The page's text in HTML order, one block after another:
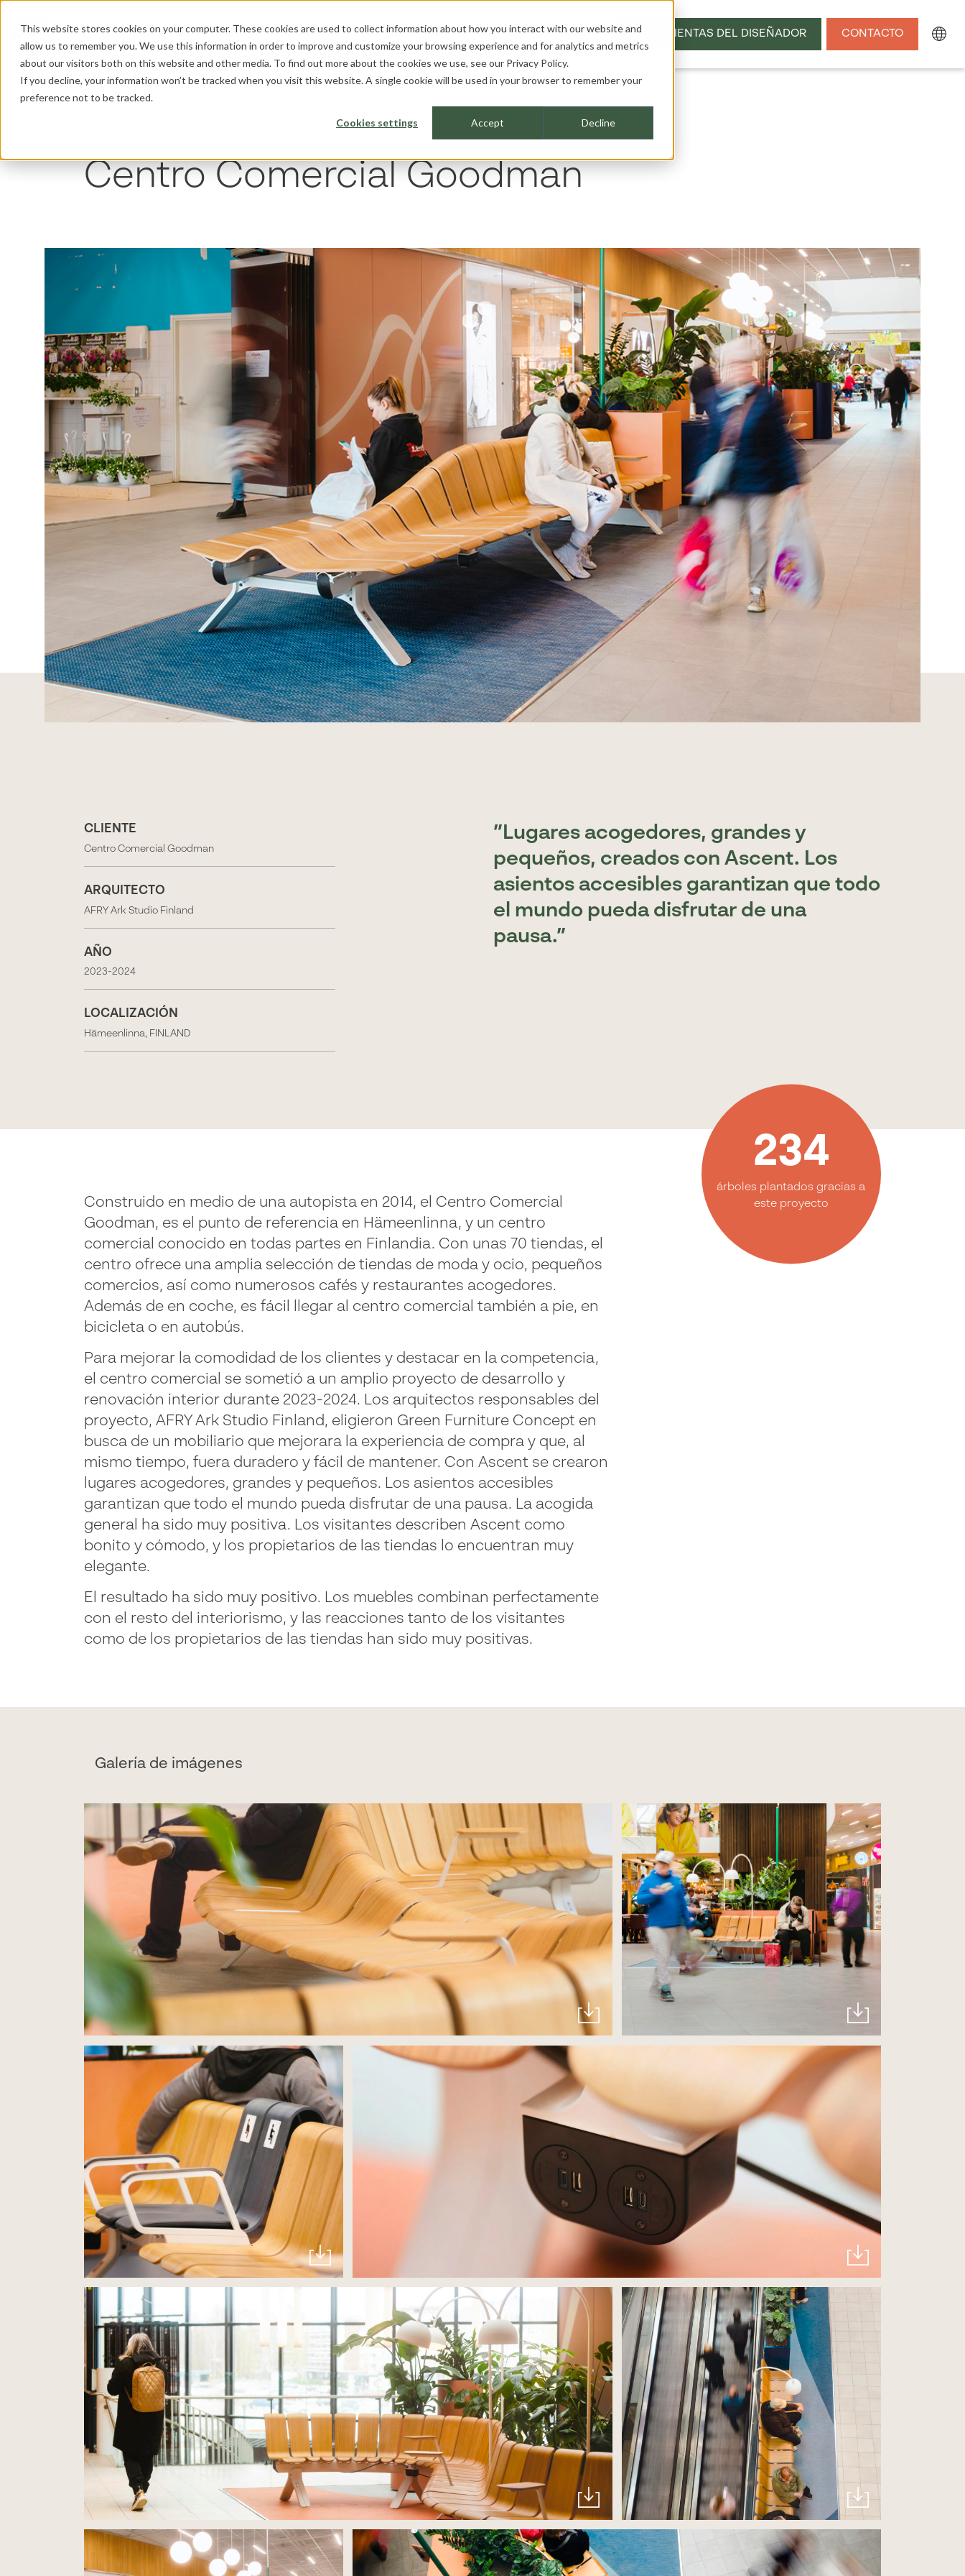
This website stores cookies on your computer. These cookies are used to collect information about how you interact with our website and
allow us to remember you. We use this information in order to improve and customize your browsing experience and for analytics and metrics
about our visitors both on this website and other media. To find out more about the cookies we use, see our Privacy Policy.
If you decline, your information won’t be tracked when you visit this website. A single cookie will be used in your browser to remember your
preference not to be tracked.
Cookies settings Accept Decline
PRODUCTOS PROYECTOS PROFESIONALES SOBRE NOSOTROS HERRAMIENTAS DEL DISEÑADOR CONTACTO
Inicio/Proyectos/Proyectos en Retail/Centro Comercial Goodman
Centro Comercial Goodman
CLIENTE
Centro Comercial Goodman
ARQUITECTO
AFRY Ark Studio Finland
AÑO
2023-2024
LOCALIZACIÓN
Hämeenlinna, FINLAND
Lugares acogedores, grandes y
pequeños, creados con Ascent. Los
asientos accesibles garantizan que todo
el mundo pueda disfrutar de una
pausa.
Construido en medio de una autopista en 2014, el Centro Comercial
Goodman, es el punto de referencia en Hämeenlinna, y un centro
comercial conocido en todas partes en Finlandia. Con unas 70 tiendas, el
centro ofrece una amplia selección de tiendas de moda y ocio, pequeños
comercios, así como numerosos cafés y restaurantes acogedores.
Además de en coche, es fácil llegar al centro comercial también a pie, en
bicicleta o en autobús.
Para mejorar la comodidad de los clientes y destacar en la competencia,
el centro comercial se sometió a un amplio proyecto de desarrollo y
renovación interior durante 2023-2024. Los arquitectos responsables del
proyecto, AFRY Ark Studio Finland, eligieron Green Furniture Concept en
busca de un mobiliario que mejorara la experiencia de compra y que, al
mismo tiempo, fuera duradero y fácil de mantener. Con Ascent se crearon
lugares acogedores, grandes y pequeños. Los asientos accesibles
garantizan que todo el mundo pueda disfrutar de una pausa. La acogida
general ha sido muy positiva. Los visitantes describen Ascent como
bonito y cómodo, y los propietarios de las tiendas lo encuentran muy
elegante.
El resultado ha sido muy positivo. Los muebles combinan perfectamente
con el resto del interiorismo, y las reacciones tanto de los visitantes
como de los propietarios de las tiendas han sido muy positivas.
234
árboles plantados gracias a
este proyecto
Galería de imágenes